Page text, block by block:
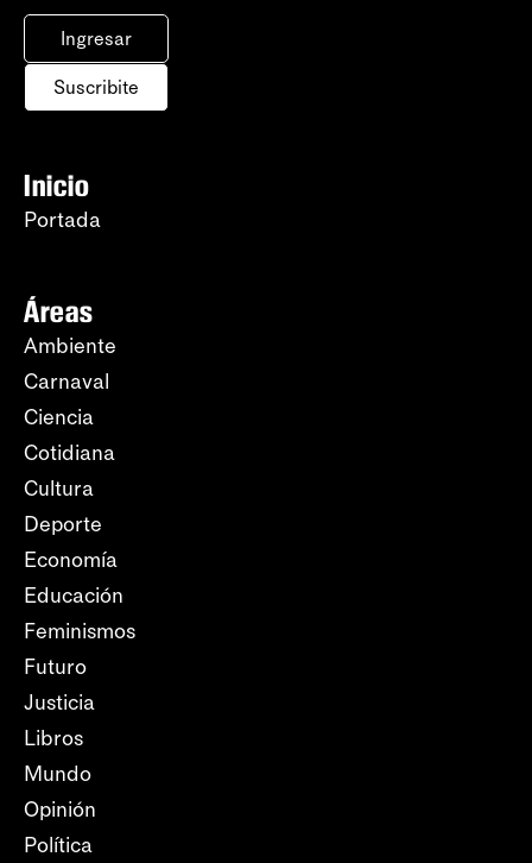
Ingresar
Suscribite
Inicio
Portada
Áreas
Ambiente
Carnaval
Ciencia
Cotidiana
Cultura
Deporte
Economía
Educación
Feminismos
Futuro
Justicia
Libros
Mundo
Opinión
Política